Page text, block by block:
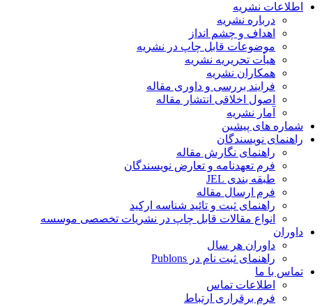
اطلاعات نشریه
درباره نشریه
اهداف و چشم انداز
موضوعات قابل چاپ در نشریه
هیأت تحریریه نشریه
همکاران نشریه
فرایند بررسی و داوری مقاله
اصول اخلاقی انتشار مقاله
آمار نشریه
شماره های پیشین
راهنمای نویسندگان
راهنمای نگارش مقاله
فرم تعهدنامه و تعارض نویسندگان
طبقه بندی JEL
فرم ارسال مقاله
راهنمای ثبت و تائید شناسه ارکید
انواع مقالات قابل چاپ در نشریات تخصصی موسسه
داوران
داوران هر سال
راهنمای ثبت نام در Publons
تماس با ما
اطلاعات تماس
فرم برقراری ارتباط